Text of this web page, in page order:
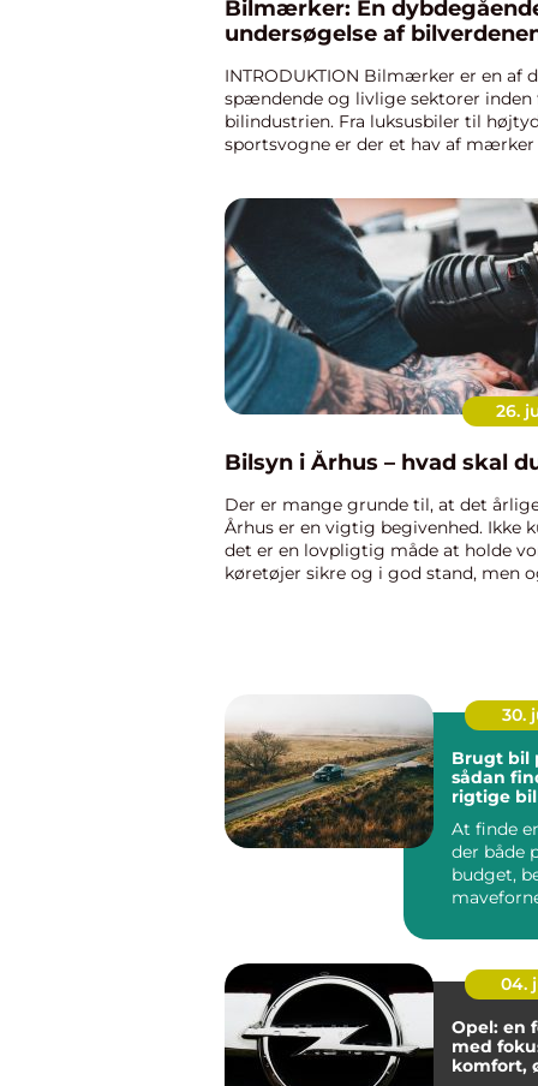
Bilmærker: En
undersøgelse af
INTRODUKTION Bilmærker er en af
spændende og livlige sektorer inden
bilindustrien. Fra luksusbiler til
sportsvogne er der et hav af
26.
Bilsyn i Århus – hvad skal
Der er mange grunde til, at det
Århus er en vigtig begivenhed. Ikke
det er en lovpligtig måde at holde
køretøjer sikre og i god stand, men
30.
Brugt bil
sådan
rigtige
At finde
der både
budget,
04.
Opel: en
med
komfort,